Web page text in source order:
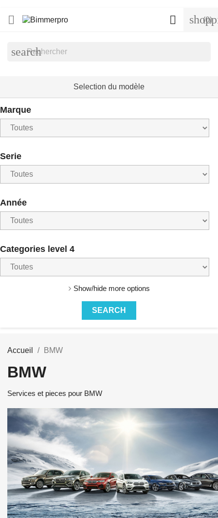
 (0)

search
Selection du modèle
Marque
Serie
Année
Categories level 4
Show/hide more options
Accueil BMW
BMW
Services et pieces pour BMW